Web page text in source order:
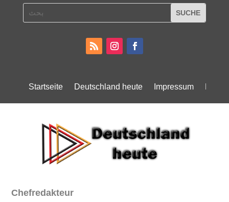
Startseite Deutschland heute Impressum
Chefredakteur